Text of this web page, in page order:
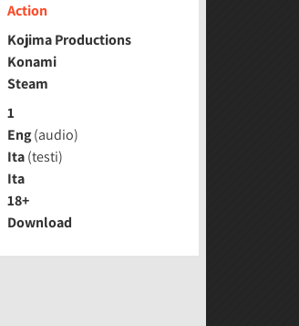
Action
Kojima Productions
Konami
Steam
1
Eng(audio)
Ita(testi)
Ita
18+
Download